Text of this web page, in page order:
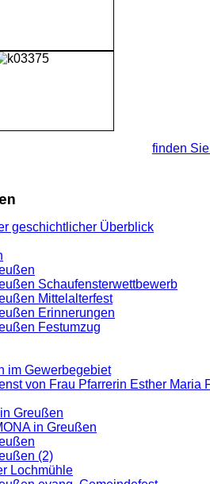
finden
geschichtlicher Überblick
Schaufensterwettbewerb
Mittelalterfest
Erinnerungen
Festumzug
im Gewerbegebiet
von Frau Pfarrerin Esther Maria
Greußen
in Greußen
(2)
Lochmühle